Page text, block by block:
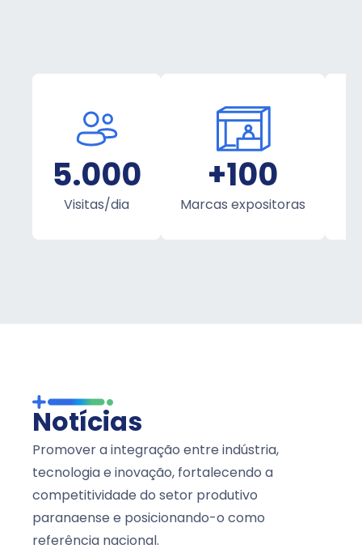
5.000
Visitas/dia
+100
Marcas expositoras
Notícias
Promover a integração entre indústria,
tecnologia e inovação, fortalecendo a
competitividade do setor produtivo
paranaense e posicionando-o como
referência nacional.